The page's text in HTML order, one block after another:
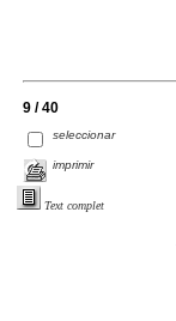
9 / 40
seleccionar
imprimir
Text complet